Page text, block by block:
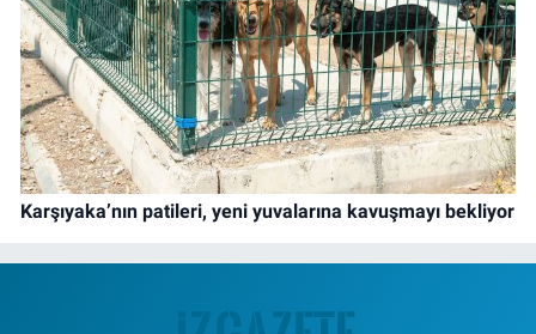
Karşıyaka’nın patileri, yeni yuvalarına kavuşmayı bekliyor